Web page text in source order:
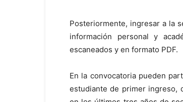
Posteriormente, ingresara la
información personal y
escaneados y en formato PDF.
En la convocatoria pueden
estudiante de primer ingreso,